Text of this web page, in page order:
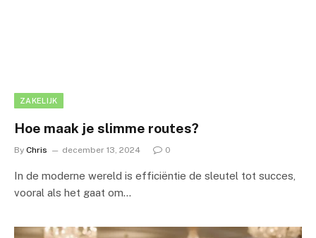
ZAKELIJK
Hoe maak je slimme routes?
By Chris december 13, 2024 0
In de moderne wereld is efficiëntie de sleutel tot succes,
vooral als het gaat om…